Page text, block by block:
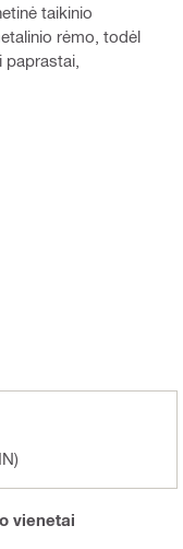
taikinio
rėmo, todėl
vienetai